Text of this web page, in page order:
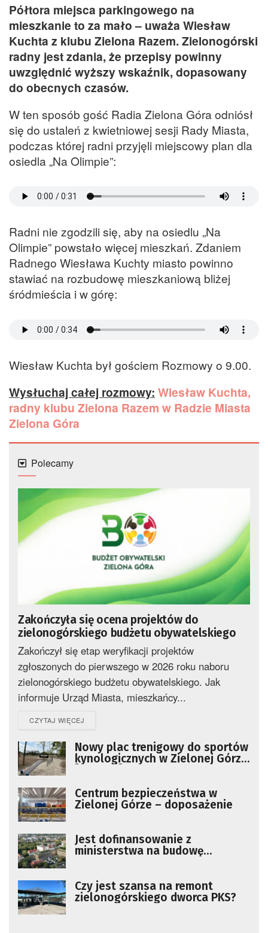
Półtora miejsca parkingowego na
mieszkanie to za mało – uważa Wiesław
Kuchta z klubu Zielona Razem. Zielonogórski
radny jest zdania, że przepisy powinny
uwzględnić wyższy wskaźnik, dopasowany
do obecnych czasów.
W ten sposób gość Radia Zielona Góra odniósł
się do ustaleń z kwietniowej sesji Rady Miasta,
podczas której radni przyjęli miejscowy plan dla
osiedla „Na Olimpie”:
Radni nie zgodzili się, aby na osiedlu „Na
Olimpie” powstało więcej mieszkań. Zdaniem
Radnego Wiesława Kuchty miasto powinno
stawiać na rozbudowę mieszkaniową bliżej
śródmieścia i w górę:
Wiesław Kuchta był gościem Rozmowy o 9.00.
Wysłuchaj całej rozmowy: Wiesław Kuchta,
radny klubu Zielona Razem w Radzie Miasta
Zielona Góra
Polecamy
Zakończyła się ocena projektów do
zielonogórskiego budżetu obywatelskiego
Zakończył się etap weryfikacji projektów
zgłoszonych do pierwszego w 2026 roku naboru
zielonogórskiego budżetu obywatelskiego. Jak
informuje Urząd Miasta, mieszkańcy...
CZYTAJ WIĘCEJ
Nowy plac trenigowy do sportów
kynologicznych w Zielonej Górze
Centrum bezpieczeństwa w
Zielonej Górze – doposażenie
Jest dofinansowanie z
ministerstwa na budowę
Czy jest szansa na remont
zielonogórskiego dworca PKS?